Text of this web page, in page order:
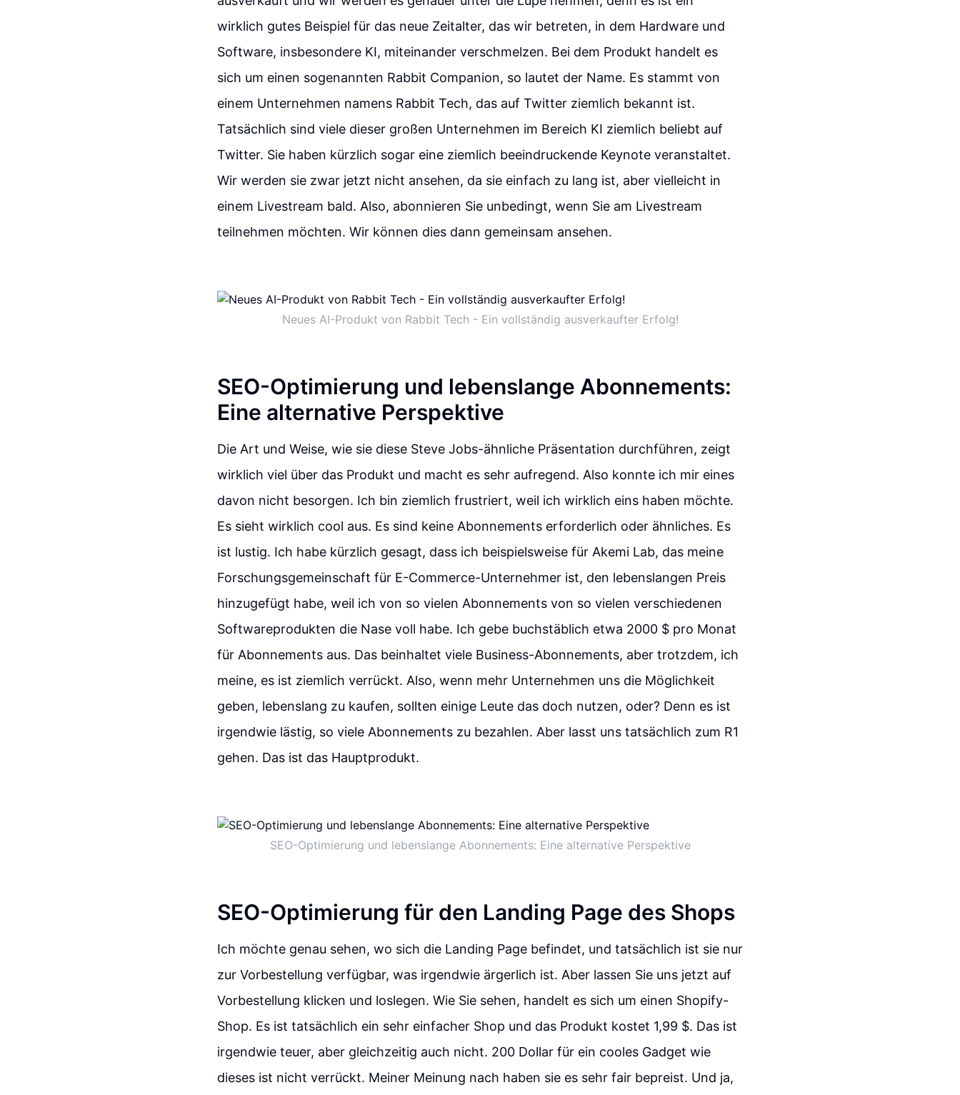
wirklich gutes Beispiel für das neue Zeitalter, das wir betreten, in dem Hardware und
Software, insbesondere KI, miteinander verschmelzen. Bei dem Produkt handelt es
sich um einen sogenannten Rabbit Companion, so lautet der Name. Es stammt von
einem Unternehmen namens Rabbit Tech, das auf Twitter ziemlich bekannt ist.
Tatsächlich sind viele dieser großen Unternehmen im Bereich KI ziemlich beliebt auf
Twitter. Sie haben kürzlich sogar eine ziemlich beeindruckende Keynote veranstaltet.
Wir werden sie zwar jetzt nicht ansehen, da sie einfach zu lang ist, aber vielleicht in
einem Livestream bald. Also, abonnieren Sie unbedingt, wenn Sie am Livestream
teilnehmen möchten. Wir können dies dann gemeinsam ansehen.
Neues AI-Produkt von Rabbit Tech - Ein vollständig ausverkaufter Erfolg!
SEO-Optimierung und lebenslange Abonnements:
Eine alternative Perspektive
Die Art und Weise, wie sie diese Steve Jobs-ähnliche Präsentation durchführen, zeigt
wirklich viel über das Produkt und macht es sehr aufregend. Also konnte ich mir eines
davon nicht besorgen. Ich bin ziemlich frustriert, weil ich wirklich eins haben möchte.
Es sieht wirklich cool aus. Es sind keine Abonnements erforderlich oder ähnliches. Es
ist lustig. Ich habe kürzlich gesagt, dass ich beispielsweise für Akemi Lab, das meine
Forschungsgemeinschaft für E-Commerce-Unternehmer ist, den lebenslangen Preis
hinzugefügt habe, weil ich von so vielen Abonnements von so vielen verschiedenen
Softwareprodukten die Nase voll habe. Ich gebe buchstäblich etwa 2000 $ pro Monat
für Abonnements aus. Das beinhaltet viele Business-Abonnements, aber trotzdem, ich
meine, es ist ziemlich verrückt. Also, wenn mehr Unternehmen uns die Möglichkeit
geben, lebenslang zu kaufen, sollten einige Leute das doch nutzen, oder? Denn es ist
irgendwie lästig, so viele Abonnements zu bezahlen. Aber lasst uns tatsächlich zum R1
gehen. Das ist das Hauptprodukt.
SEO-Optimierung und lebenslange Abonnements: Eine alternative Perspektive
SEO-Optimierung für den Landing Page des Shops
Ich möchte genau sehen, wo sich die Landing Page befindet, und tatsächlich ist sie nur
zur Vorbestellung verfügbar, was irgendwie ärgerlich ist. Aber lassen Sie uns jetzt auf
Vorbestellung klicken und loslegen. Wie Sie sehen, handelt es sich um einen Shopify-
Shop. Es ist tatsächlich ein sehr einfacher Shop und das Produkt kostet 1,99 $. Das ist
irgendwie teuer, aber gleichzeitig auch nicht. 200 Dollar für ein cooles Gadget wie
dieses ist nicht verrückt. Meiner Meinung nach haben sie es sehr fair bepreist. Und ja,